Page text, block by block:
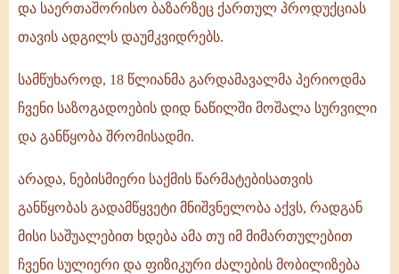
და საერთაშორისო ბაზარზეც ქართულ პროდუქციას
თავის ადგილს დაუმკვიდრებს.
სამწუხაროდ, 18 წლიანმა გარდამავალმა პერიოდმა
ჩვენი საზოგადოების დიდ ნაწილში მოშალა სურვილი
და განწყობა შრომისადმი.
არადა, ნებისმიერი საქმის წარმატებისათვის
განწყობას გადამწყვეტი მნიშვნელობა აქვს, რადგან
მისი საშუალებით ხდება ამა თუ იმ მიმართულებით
ჩვენი სულიერი და ფიზიკური ძალების მობილიზება